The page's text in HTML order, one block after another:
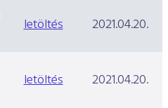
letöltés
2021.04.20.
letöltés 2021.04.20.